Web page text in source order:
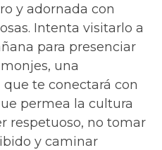
y adornada con
Intenta visitarlo a
para presenciar
una
te conectará con
permea la cultura
respetuoso, no tomar
y caminar